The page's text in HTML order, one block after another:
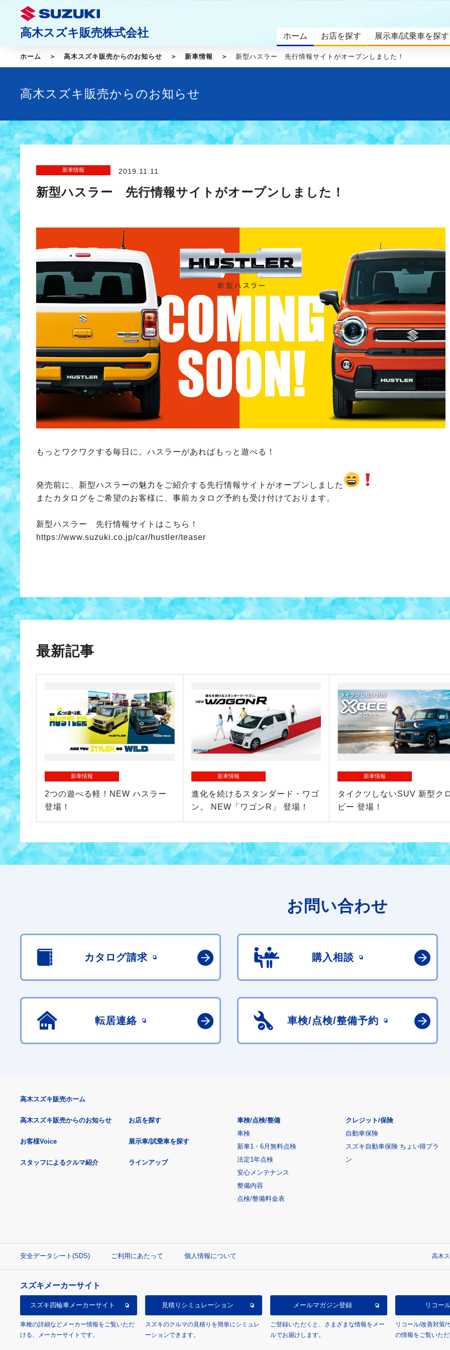
高木スズキ販売株式会社 ホーム お店を探す 展示車/試乗車を探す
ホーム 高木スズキ販売からのお知らせ 新車情報 新型ハスラー 先行情報サイトがオープンしました！
高木スズキ販売からのお知らせ
新車情報 2019.11.11
新型ハスラー 先行情報サイトがオープンしました！
もっとワクワクする毎日に。ハスラーがあればもっと遊べる！
発売前に、新型ハスラーの魅力をご紹介する先行情報サイトがオープンしました
またカタログをご希望のお客様に、事前カタログ予約も受け付けております。
新型ハスラー 先行情報サイトはこちら！
https://www.suzuki.co.jp/car/hustler/teaser
最新記事
新車情報
2つの遊べる軽！NEW ハスラー
登場！
新車情報
進化を続けるスタンダード・ワゴ
ン。 NEW「ワゴンR」 登場！
新車情報
タイクツしないSUV 新型ク
ビー 登場！
お問い合わせ
カタログ請求 購入相談
転居連絡 車検/点検/整備予約
高木スズキ販売ホーム
高木スズキ販売からのお知らせ
お客様Voice
スタッフによるクルマ紹介
お店を探す
展示車/試乗車を探す
ラインアップ
車検/点検/整備
車検
新車1・6月無料点検
法定1年点検
安心メンテナンス
整備内容
点検/整備料金表
クレジット/保険
自動車保険
スズキ自動車保険 ちょい得プラ
ン
安全データシート(SDS) ご利用にあたって 個人情報について 高木
スズキメーカーサイト
スズキ四輪車メーカーサイト
車種の詳細などメーカー情報をご覧いただ
ける、メーカーサイトです。
見積り シミュレーション
スズキのクルマの見積りを簡単にシミュレ
ーションできます。
メールマガジン登録
ご登録いただくと、さまざまな情報をメー
ルでお届けします。
リコー
リコール/改善対策/
の情報をご覧いた